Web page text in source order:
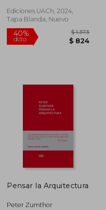
40%
dcto. $
del siglo XX
Ediciones UACh, 2024,
Tapa Blanda, Nuevo
Pensar la Arquitectura
Peter Zumthor